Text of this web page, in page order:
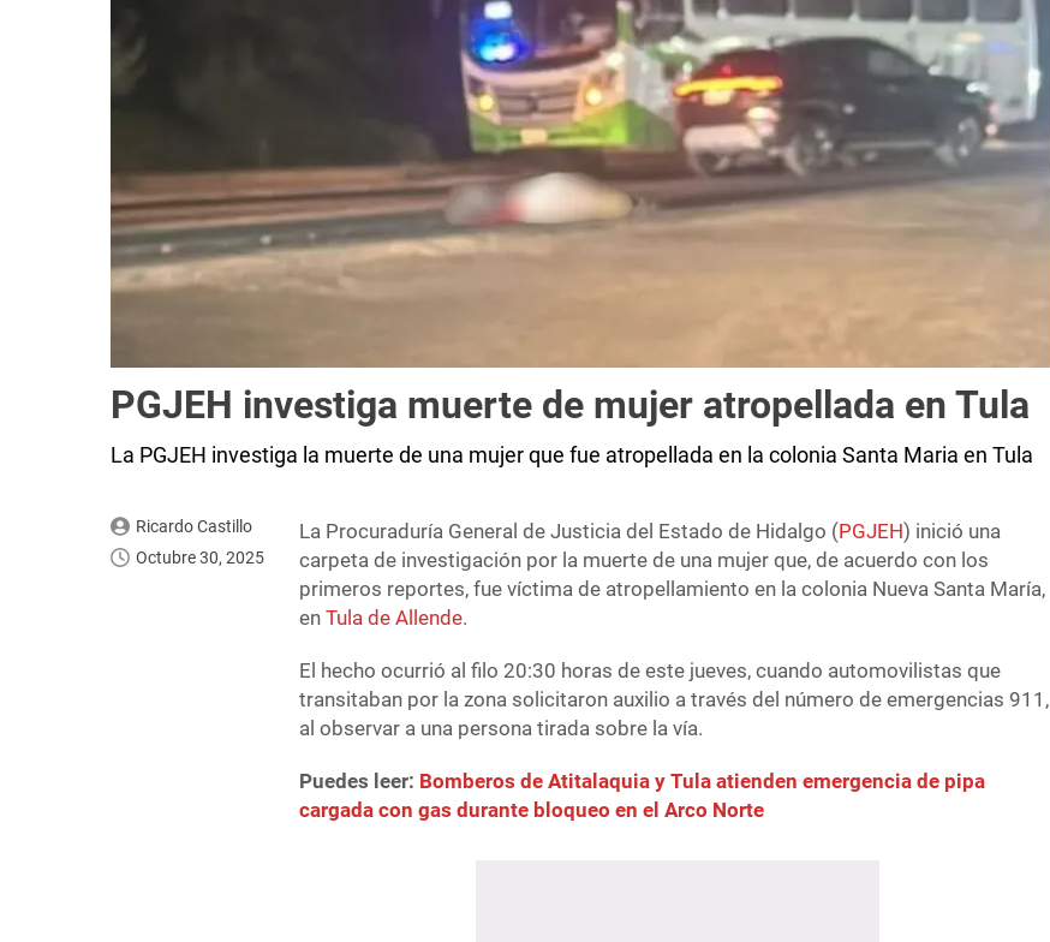
PGJEH investiga muerte de mujer atropellada en Tula
La PGJEH investiga la muerte de una mujer que fue atropellada en la colonia Santa Maria en Tula
Ricardo Castillo
Octubre 30, 2025
La Procuraduría General de Justicia del Estado de Hidalgo (PGJEH) inició una
carpeta de investigación por la muerte de una mujer que, de acuerdo con los
primeros reportes, fue víctima de atropellamiento en la colonia Nueva Santa María,
enTula de Allende.
El hecho ocurrió al filo 20:30 horas de este jueves, cuando automovilistas que
transitaban por la zona solicitaron auxilio a través del número de emergencias 911,
al observar a una persona tirada sobre la vía.
Puedes leer: Bomberos de Atitalaquia y Tula atienden emergencia de pipa
cargada con gas durante bloqueo en el Arco Norte